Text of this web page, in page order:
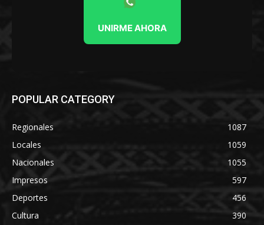
UNIRME AHORA
POPULAR CATEGORY
Regionales
1087
Locales
1059
Nacionales
1055
Impresos
597
Deportes
456
Cultura
390